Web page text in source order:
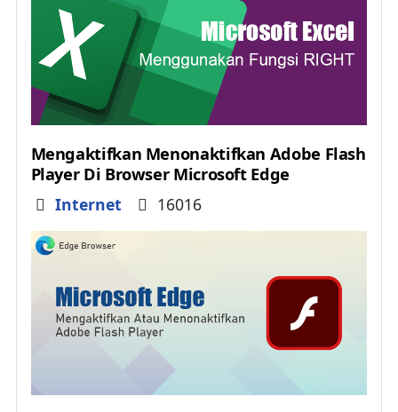
Mengaktifkan Menonaktifkan Adobe Flash
Player Di Browser Microsoft Edge
Details
Internet 16016